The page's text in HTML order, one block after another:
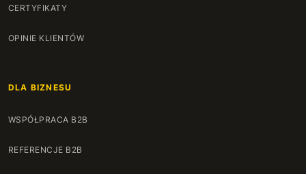
CERTYFIKATY
OPINIE KLIENTÓW
DLA BIZNESU
WSPÓŁPRACA B2B
REFERENCJE B2B